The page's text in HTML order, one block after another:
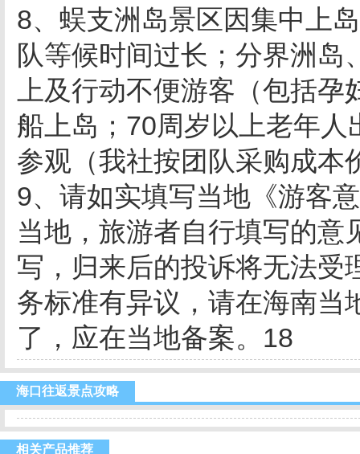
8、蜈支洲岛景区因集中上
队等候时间过长；分界洲
上及行动不便游客（包括
船上岛；70周岁以上老年
参观（我社按团队采购成本
9、请如实填写当地《游客
当地，旅游者自行填写的意
写，归来后的投诉将无法受
务标准有异议，请在海南当
了，应在当地备案。18
海口往返景点攻略
相关产品推荐